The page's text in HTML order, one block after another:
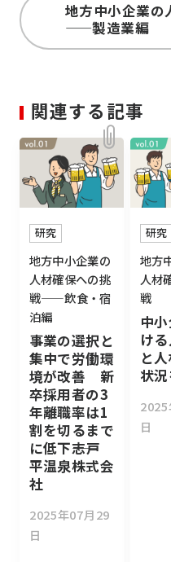
地方中小企業の
——製造業編
関連する記事
研究
地方中小企業の
人材確保への挑
戦——飲食・宿
泊編
事業の選択と
集中で労働環
境が改善 新
卒採用者の3
年離職率は1
割を切るまで
に低下――志戸
平温泉株式会
社
2025年07月29
日
研究
地方
人材
戦
中
け
と
状
日